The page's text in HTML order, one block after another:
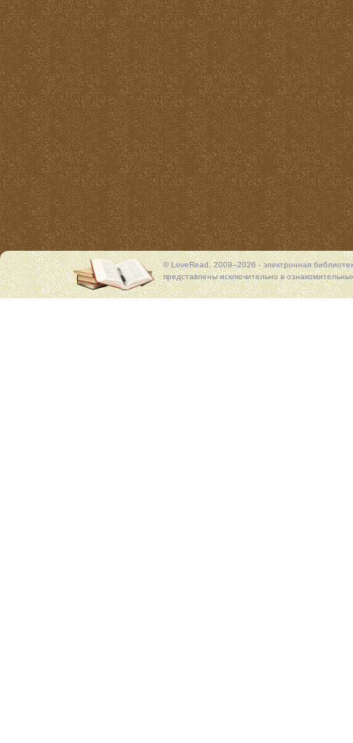
© LoveRead, 2009–2026 - электронная
представлены исключительно в